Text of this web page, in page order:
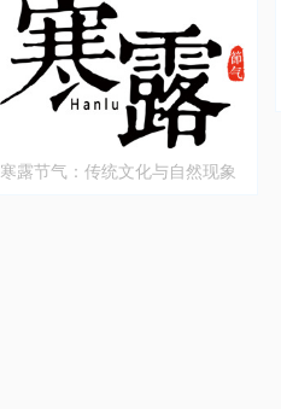
寒露节气：传统文化与自然现象